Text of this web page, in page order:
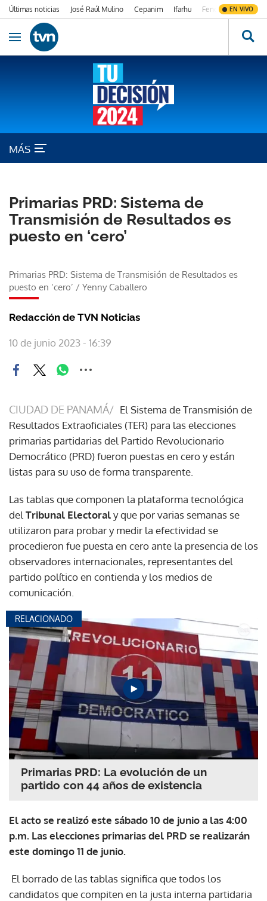
Últimas noticias José Raúl Mulino Cepanim Ifarhu Fenómeno de El
EN VIVO
Ir al contenido
Obrir navegació
MÁS
Primarias PRD: Sistema de
Transmisión de Resultados es
puesto en ‘cero’
Primarias PRD: Sistema de Transmisión de Resultados es
puesto en ‘cero’ / Yenny Caballero
Redacción de TVN Noticias
10 de junio 2023 - 16:39
CIUDAD DE PANAMÁ/ El Sistema de Transmisión de
Resultados Extraoficiales (TER) para las elecciones
primarias partidarias del Partido Revolucionario
Democrático (PRD) fueron puestas en cero y están
listas para su uso de forma transparente.
Las tablas que componen la plataforma tecnológica
del Tribunal Electoraly que por varias semanas se
utilizaron para probar y medir la efectividad se
procedieron fue puesta en cero ante la presencia de los
observadores internacionales, representantes del
partido político en contienda y los medios de
comunicación.
RELACIONADO
Primarias PRD: La evolución de un
partido con 44 años de existencia
El acto se realizó este sábado 10 de junio a las 4:00
p.m. Las elecciones primarias del PRD se realizarán
este domingo 11 de junio.
El borrado de las tablas significa que todos los
candidatos que compiten en la justa interna partidaria